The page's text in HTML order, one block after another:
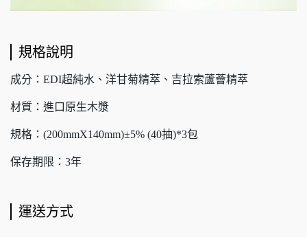
規格說明
成分：EDI超純水、洋甘菊精萃、吉拉索蘆薈精萃
材質：進口原生木漿
規格：(200mmX140mm)±5% (40抽)*3包
保存期限：3年
運送方式